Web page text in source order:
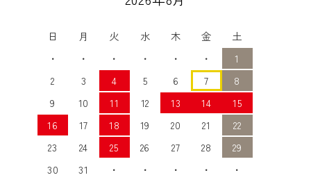
日 月 火 水 木 金
土
・
・ ・ ・ ・ ・
1
2
3 4 5 6 7
8
9
10 11 12 13 14
15
16
17 18 19 20 21
22
23
24 25 26 27 28
29
30
31 ・ ・ ・ ・ ・